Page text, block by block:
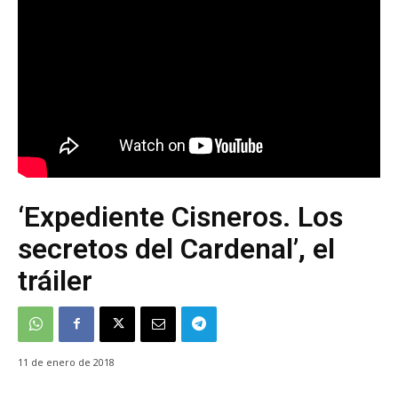
‘Expediente Cisneros. Los
secretos del Cardenal’, el
tráiler
11 de enero de 2018